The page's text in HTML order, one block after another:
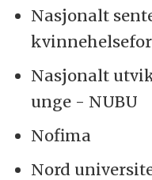
Nasjonalt
Nasjonalt
unge - NUBU
Nofima
Nord